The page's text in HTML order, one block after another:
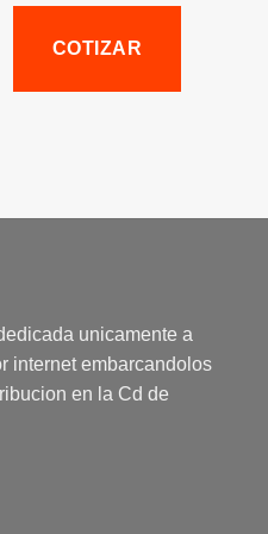
COTIZAR
unicamente a
internet embarcandolos
en la Cd de